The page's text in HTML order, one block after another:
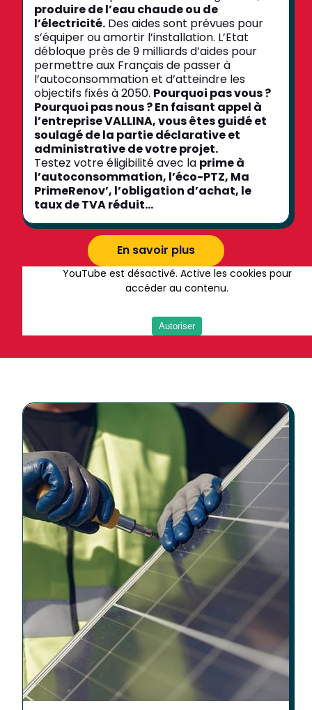
produire de l’eau chaude ou de
l’électricité. Des aides sont prévues pour
s’équiper ou amortir l’installation. L’Etat
débloque près de 9 milliards d’aides pour
permettre aux Français de passer à
l’autoconsommation et d’atteindre les
objectifs fixés à 2050. Pourquoi pas vous ?
Pourquoi pas nous ? En faisant appel à
l’entreprise VALLINA, vous êtes guidé et
soulagé de la partie déclarative et
administrative de votre projet.
Testez votre éligibilité avec la prime à
l’autoconsommation, l’éco-PTZ, Ma
PrimeRenov’, l’obligation d’achat, le
taux de TVA réduit…
En savoir plus
YouTube est désactivé. Active les cookies pour
accéder au contenu.
Autoriser